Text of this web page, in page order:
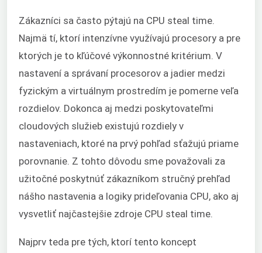
Zákazníci sa často pýtajú na CPU steal time.
Najmä tí, ktorí intenzívne využívajú procesory a pre
ktorých je to kľúčové výkonnostné kritérium. V
nastavení a správaní procesorov a jadier medzi
fyzickým a virtuálnym prostredím je pomerne veľa
rozdielov. Dokonca aj medzi poskytovateľmi
cloudových služieb existujú rozdiely v
nastaveniach, ktoré na prvý pohľad sťažujú priame
porovnanie. Z tohto dôvodu sme považovali za
užitočné poskytnúť zákazníkom stručný prehľad
nášho nastavenia a logiky prideľovania CPU, ako aj
vysvetliť najčastejšie zdroje CPU steal time.
Najprv teda pre tých, ktorí tento koncept